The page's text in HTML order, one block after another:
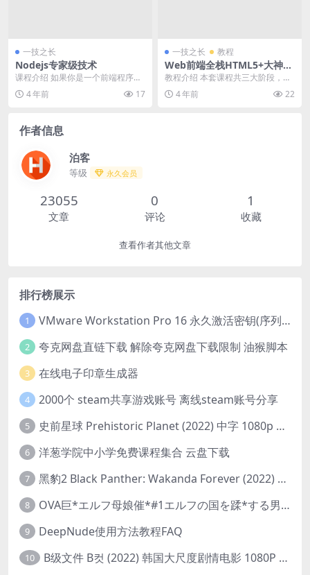
一技之长
Nodejs专家级技术
课程介绍 如果你是一个前端程序
员，你不懂得像 PHP、Python 或 R
uby...4 年前 17
一技之长 教程
Web前端全栈HTML5+大神之
路高级视频教程
教程介绍 本套课程共三大阶段，六
大部分，是WEB前端、混合开发与
全栈开发必须要掌...
4 年前 22
作者信息
泊客
等级 永久会员
23055
文章
0
评论
1
收藏
查看作者其他文章
排行榜展示
1 VMware Workstation Pro 16 永久激活密钥(序列号)
2 夸克网盘直链下载 解除夸克网盘下载限制 油猴脚本
3 在线电子印章生成器
4 2000个 steam共享游戏账号 离线steam账号分享
5 史前星球 Prehistoric Planet (2022) 中字 1080p 高清 阿里云盘 2022.5.27已更新全集
6 洋葱学院中小学免费课程集合 云盘下载
7 黑豹2 Black Panther: Wakanda Forever (2022) 高清版
8 OVA巨*エルフ母娘催*#1エルフの国を蹂*する男。汚された女王と姫
9 DeepNude使用方法教程FAQ
10 B级文件 B컷 (2022) 韩国大尺度剧情电影 1080P 中字